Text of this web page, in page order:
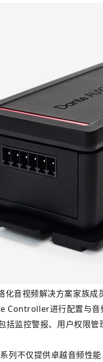
化音视频解决方案家族
Controller进行配置与
监控警报、用户权限管
列不仅提供卓越音频性